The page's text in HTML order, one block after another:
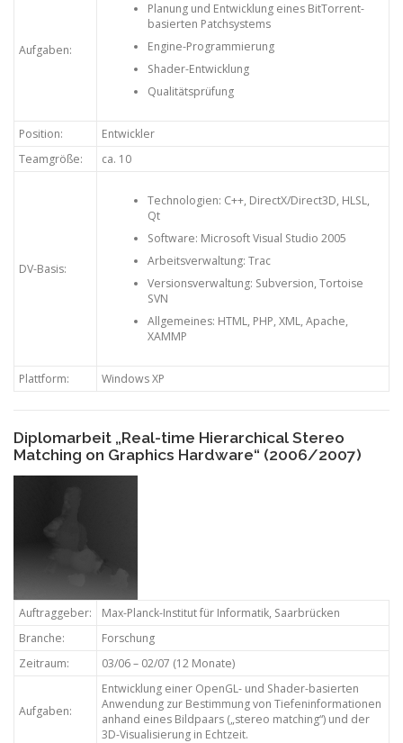
Aufgaben:
Planung und Entwicklung eines BitTorrent-
basierten Patchsystems
Engine-Programmierung
Shader-Entwicklung
Qualitätsprüfung
Position:
Entwickler
Teamgröße:
ca. 10
DV-Basis:
Technologien: C++, DirectX/Direct3D, HLSL,
Qt
Software: Microsoft Visual Studio 2005
Arbeitsverwaltung: Trac
Versionsverwaltung: Subversion, Tortoise
SVN
Allgemeines: HTML, PHP, XML, Apache,
XAMMP
Plattform: Windows XP
Diplomarbeit „Real-time Hierarchical Stereo
Matching on Graphics Hardware“ (2006/2007)
Auftraggeber:
Max-Planck-Institut für Informatik, Saarbrücken
Branche:
Forschung
Zeitraum:
03/06 – 02/07 (12 Monate)
Aufgaben:
Entwicklung einer OpenGL- und Shader-basierten
Anwendung zur Bestimmung von Tiefeninformationen
anhand eines Bildpaars („stereo matching“) und der
3D-Visualisierung in Echtzeit.